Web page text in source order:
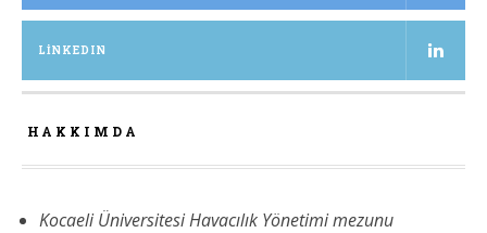
LINKEDIN
HAKKIMDA
Kocaeli Üniversitesi Havacılık Yönetimi mezunu